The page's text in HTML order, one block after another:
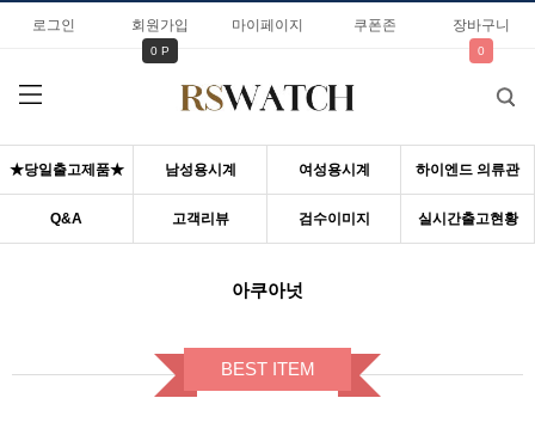
로그인 회원가입
0 P
마이페이지 쿠폰존 장바구니
0
★당일출고제품★ 남성용시계 여성용시계 하이엔드 의류관
Q&A 고객리뷰 검수이미지 실시간출고현황
아쿠아넛
BEST ITEM